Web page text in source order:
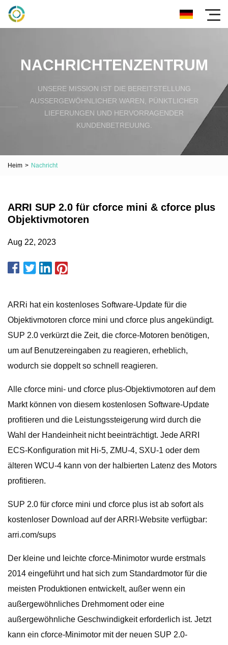
NACHRICHTENZENTRUM
UNSERE MISSION IST DIE BEREITSTELLUNG
AUSSERGEWÖHNLICHER WAREN, PÜNKTLICHER L
IEFERUNGEN UND HERVORRAGENDER K
UNDENBETREUUNG.
Heim > Nachricht
ARRI SUP 2.0 für cforce mini & cforce plus
Objektivmotoren
Aug 22, 2023
ARRi hat ein kostenloses Software-Update für die
Objektivmotoren cforce mini und cforce plus angekündigt.
SUP 2.0 verkürzt die Zeit, die cforce-Motoren benötigen,
um auf Benutzereingaben zu reagieren, erheblich,
wodurch sie doppelt so schnell reagieren.
Alle cforce mini- und cforce plus-Objektivmotoren auf dem
Markt können von diesem kostenlosen Software-Update
profitieren und die Leistungssteigerung wird durch die
Wahl der Handeinheit nicht beeinträchtigt. Jede ARRI
ECS-Konfiguration mit Hi-5, ZMU-4, SXU-1 oder dem
älteren WCU-4 kann von der halbierten Latenz des Motors
profitieren.
SUP 2.0 für cforce mini und cforce plus ist ab sofort als
kostenloser Download auf der ARRI-Website verfügbar:
arri.com/sups
Der kleine und leichte cforce-Minimotor wurde erstmals
2014 eingeführt und hat sich zum Standardmotor für die
meisten Produktionen entwickelt, außer wenn ein
außergewöhnliches Drehmoment oder eine
außergewöhnliche Geschwindigkeit erforderlich ist. Jetzt
kann ein cforce-Minimotor mit der neuen SUP 2.0-